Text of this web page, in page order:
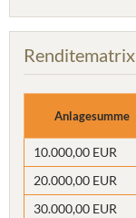
Renditematrix
Anlagesumme
10.000,00 EUR
20.000,00 EUR
30.000,00 EUR